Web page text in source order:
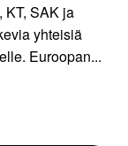
KT, SAK ja
yhteisiä
Euroopan...